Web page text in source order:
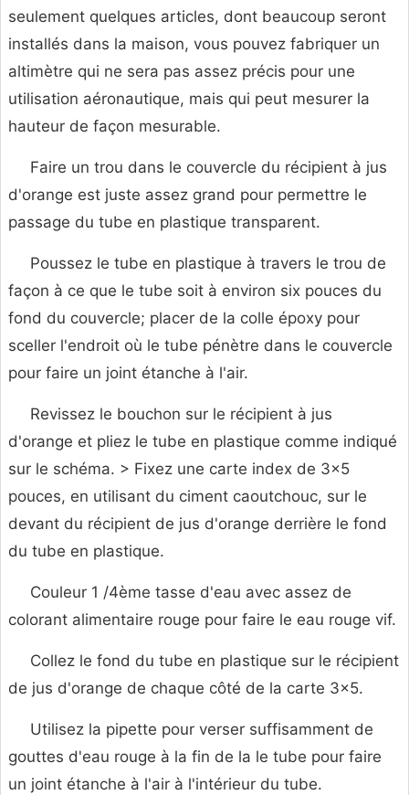
seulement quelques articles, dont beaucoup seront
installés dans la maison, vous pouvez fabriquer un
altimètre qui ne sera pas assez précis pour une
utilisation aéronautique, mais qui peut mesurer la
hauteur de façon mesurable.
Faire un trou dans le couvercle du récipient à jus
d'orange est juste assez grand pour permettre le
passage du tube en plastique transparent.
Poussez le tube en plastique à travers le trou de
façon à ce que le tube soit à environ six pouces du
fond du couvercle; placer de la colle époxy pour
sceller l'endroit où le tube pénètre dans le couvercle
pour faire un joint étanche à l'air.
Revissez le bouchon sur le récipient à jus
d'orange et pliez le tube en plastique comme indiqué
sur le schéma. > Fixez une carte index de 3x5
pouces, en utilisant du ciment caoutchouc, sur le
devant du récipient de jus d'orange derrière le fond
du tube en plastique.
Couleur 1 /4ème tasse d'eau avec assez de
colorant alimentaire rouge pour faire le eau rouge vif.
Collez le fond du tube en plastique sur le récipient
de jus d'orange de chaque côté de la carte 3x5.
Utilisez la pipette pour verser suffisamment de
gouttes d'eau rouge à la fin de la le tube pour faire
un joint étanche à l'air à l'intérieur du tube.